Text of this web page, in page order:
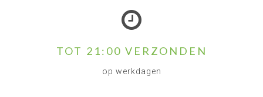
TOT 21:00 VERZONDEN
op werkdagen